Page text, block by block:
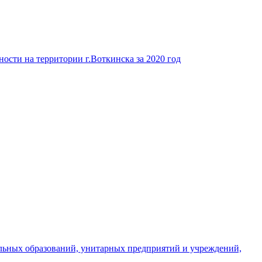
на территории г.Воткинска за 2020 год
образований, унитарных предприятий и учреждений,